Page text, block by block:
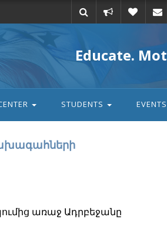
action
Educate.
STUDENTS EVENTS
առաջ Ադրբեջանը